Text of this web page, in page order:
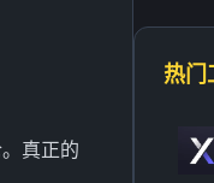
真正的
热门